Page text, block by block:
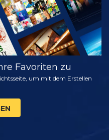
Favoriten zu
um mit dem Erstellen